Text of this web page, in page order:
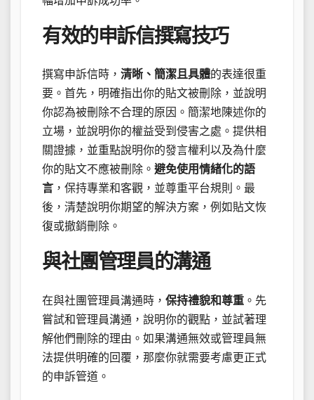
有效的申訴信撰寫技巧
撰寫申訴信時， 清晰、簡潔且具體的表達很重
要。首先，明確指出你的貼文被刪除，並說明
你認為被刪除不合理的原因。簡潔地陳述你的
立場，並說明你的權益受到侵害之處。提供相
關證據，並重點說明你的發言權利以及為什麼
你的貼文不應被刪除。 避免使用情緒化的語
言 ，保持專業和客觀，並尊重平台規則。最
後，清楚說明你期望的解決方案，例如貼文恢
復或撤銷刪除。
與社團管理員的溝通
在與社團管理員溝通時， 保持禮貌和尊重 。先
嘗試和管理員溝通，說明你的觀點，並試著理
解他們刪除的理由。如果溝通無效或管理員無
法提供明確的回覆，那麼你就需要考慮更正式
的申訴管道。